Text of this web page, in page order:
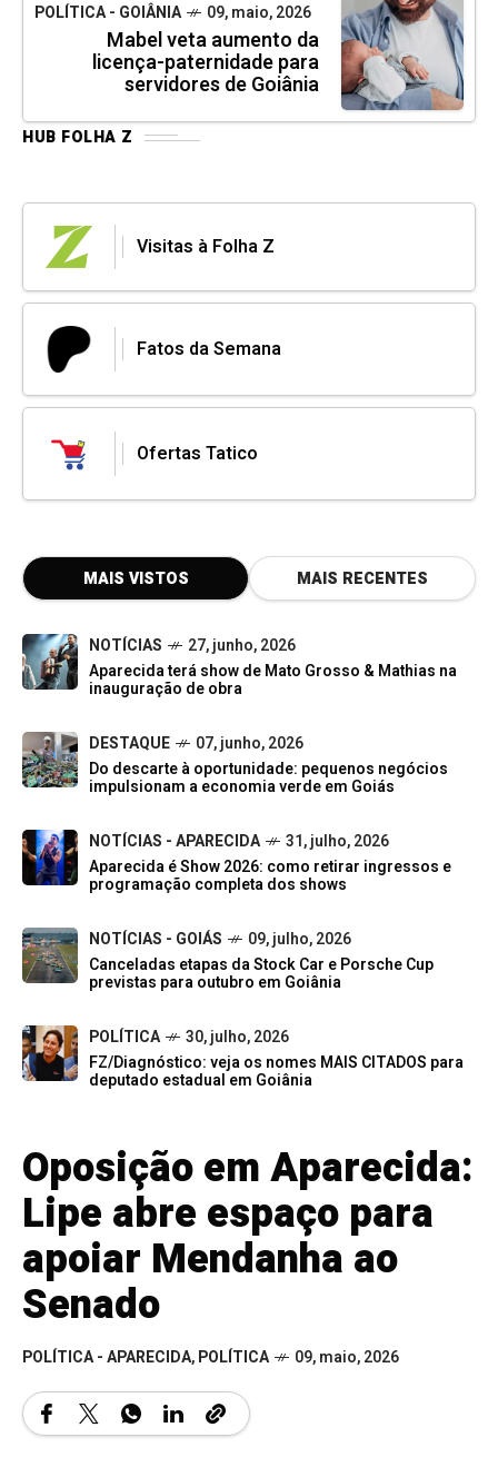
POLÍTICA - GOIÂNIA 09, maio, 2026
Mabel veta aumento da
licença-paternidade para
servidores de Goiânia
HUB FOLHA Z
Visitas à Folha Z
Fatos da Semana
Ofertas Tatico
MAIS VISTOS MAIS RECENTES
NOTÍCIAS
27, junho, 2026
Aparecida terá show de Mato Grosso & Mathias na
inauguração de obra
DESTAQUE
07, junho, 2026
Do descarte à oportunidade: pequenos negócios
impulsionam a economia verde em Goiás
NOTÍCIAS - APARECIDA
31, julho, 2026
Aparecida é Show 2026: como retirar ingressos e
programação completa dos shows
NOTÍCIAS - GOIÁS
09, julho, 2026
Canceladas etapas da Stock Car e Porsche Cup
previstas para outubro em Goiânia
POLÍTICA
30, julho, 2026
FZ/Diagnóstico: veja os nomes MAIS CITADOS para
deputado estadual em Goiânia
Oposição em Aparecida:
Lipe abre espaço para
apoiar Mendanha ao
Senado
POLÍTICA - APARECIDA,POLÍTICA 09, maio, 2026